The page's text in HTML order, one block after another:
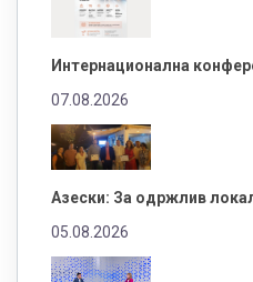
Интернационална
07.08.2026
Азески: За одржлив
05.08.2026